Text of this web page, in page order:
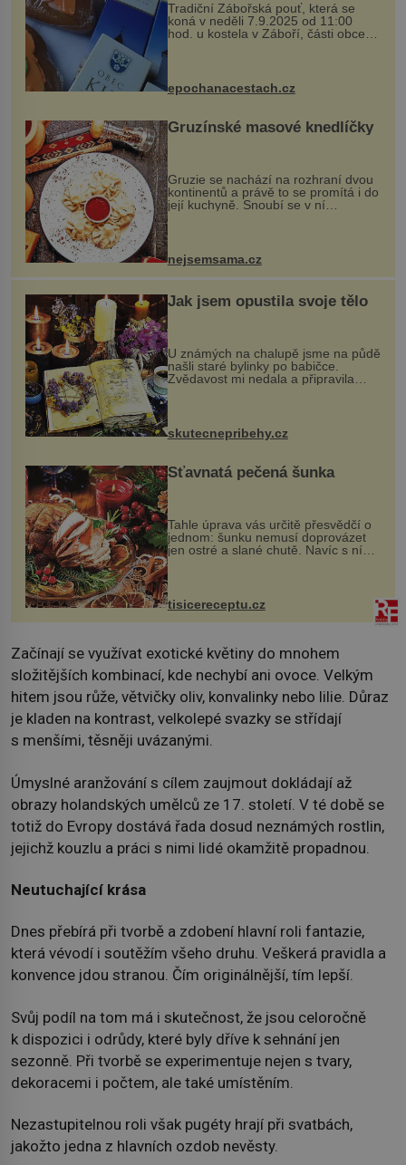
Tradiční Zábořská pouť, která se
koná v neděli 7.9.2025 od 11:00
hod. u kostela v Záboří, části obce
Kly u Mělníka. V programu naleznete
komentovanou prohlídku kostela,
epochanacestach.cz
Gruzínské masové knedlíčky
Gruzie se nachází na rozhraní dvou
kontinentů a právě to se promítá i do
její kuchyně. Snoubí se v ní
evropské a asijské chutě a díky tomu
pokrmy, které rozhodně st...
nejsemsama.cz
Jak jsem opustila svoje tělo
U známých na chalupě jsme na půdě
našli staré bylinky po babičce.
Zvědavost mi nedala a připravila
jsem si z nich lektvar… Zimní pobyt
na chalupě se pro mě vlastní vinou
změnil v děsivý zážitek, na kt...
skutecnepribehy.cz
Šťavnatá pečená šunka
Tahle úprava vás určitě přesvědčí o
jednom: šunku nemusí doprovázet
jen ostré a slané chutě. Navíc s ní
nakrmíte poměrně hodně hladových
krků. Ingredience sádlo 3 kg šunky
vcelku 3 stroužky česneku hl...
tisicereceptu.cz
Začínají se využívat exotické květiny do mnohem
složitějších kombinací, kde nechybí ani ovoce. Velkým
hitem jsou růže, větvičky oliv, konvalinky nebo lilie. Důraz
je kladen na kontrast, velkolepé svazky se střídají
s menšími, těsněji uvázanými.
Úmyslné aranžování s cílem zaujmout dokládají až
obrazy holandských umělců ze 17. století. V té době se
totiž do Evropy dostává řada dosud neznámých rostlin,
jejichž kouzlu a práci s nimi lidé okamžitě propadnou.
Neutuchající krása
Dnes přebírá při tvorbě a zdobení hlavní roli fantazie,
která vévodí i soutěžím všeho druhu. Veškerá pravidla a
konvence jdou stranou. Čím originálnější, tím lepší.
Svůj podíl na tom má i skutečnost, že jsou celoročně
k dispozici i odrůdy, které byly dříve k sehnání jen
sezonně. Při tvorbě se experimentuje nejen s tvary,
dekoracemi i počtem, ale také umístěním.
Nezastupitelnou roli však pugéty hrají při svatbách,
jakožto jedna z hlavních ozdob nevěsty.